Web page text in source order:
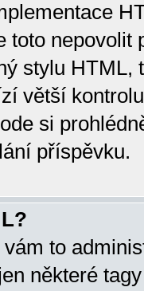
toto
stylu HTML,
větší
si
příspěvku.
to
některé